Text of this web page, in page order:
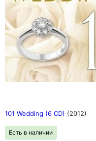
101 Wedding (6 CD) (2012)
Есть в наличии